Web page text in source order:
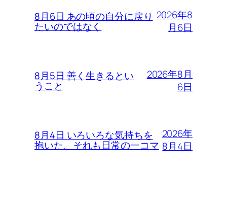
8月6日 あの頃の自分に戻り
たいのではなく
2026年8
月6日
8月5日 善く生きるとい
うこと
2026年8月
6日
8月4日 いろいろな気持ちを
抱いた。それも日常の一コマ
2026年
8月4日